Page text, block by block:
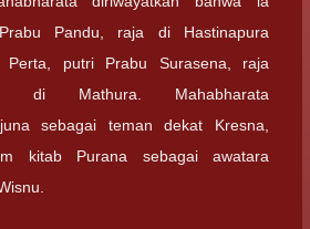
Pandu, raja di Hastinapura
putri Prabu Surasena, raja
di Mathura. Mahabharata
sebagai teman dekat Kresna,
kitab Purana sebagai awatara